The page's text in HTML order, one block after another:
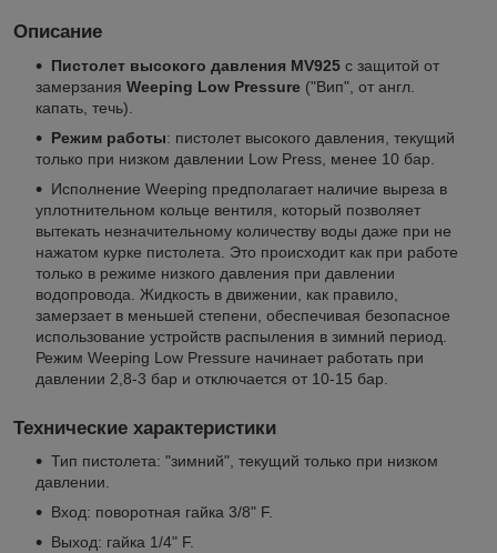
Описание
Пистолет высокого давления MV925 с защитой от
замерзания Weeping Low Pressure ("Вип", от англ.
капать, течь).
Режим работы: пистолет высокого давления, текущий
только при низком давлении Low Press, менее 10 бар.
Исполнение Weeping предполагает наличие выреза в
уплотнительном кольце вентиля, который позволяет
вытекать незначительному количеству воды даже при не
нажатом курке пистолета. Это происходит как при работе
только в режиме низкого давления при давлении
водопровода. Жидкость в движении, как правило,
замерзает в меньшей степени, обеспечивая безопасное
использование устройств распыления в зимний период.
Режим Weeping Low Pressure начинает работать при
давлении 2,8-3 бар и отключается от 10-15 бар.
Технические характеристики
Тип пистолета: "зимний", текущий только при низком
давлении.
Вход: поворотная гайка 3/8" F.
Выход: гайка 1/4" F.